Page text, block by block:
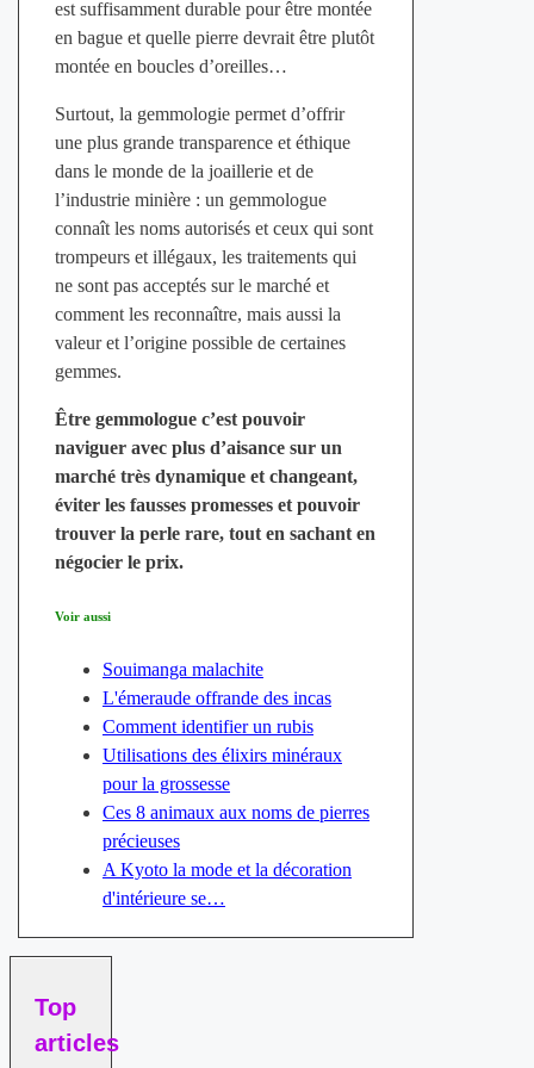
est suffisamment durable pour être montée
en bague et quelle pierre devrait être plutôt
montée en boucles d’oreilles…
Surtout, la gemmologie permet d’offrir
une plus grande transparence et éthique
dans le monde de la joaillerie et de
l’industrie minière : un gemmologue
connaît les noms autorisés et ceux qui sont
trompeurs et illégaux, les traitements qui
ne sont pas acceptés sur le marché et
comment les reconnaître, mais aussi la
valeur et l’origine possible de certaines
gemmes.
Être gemmologue c’est pouvoir
naviguer avec plus d’aisance sur un
marché très dynamique et changeant,
éviter les fausses promesses et pouvoir
trouver la perle rare, tout en sachant en
négocier le prix.
Voir aussi
Souimanga malachite
L'émeraude offrande des incas
Comment identifier un rubis
Utilisations des élixirs minéraux
pour la grossesse
Ces 8 animaux aux noms de pierres
précieuses
A Kyoto la mode et la décoration
d'intérieure se…
Top
articles